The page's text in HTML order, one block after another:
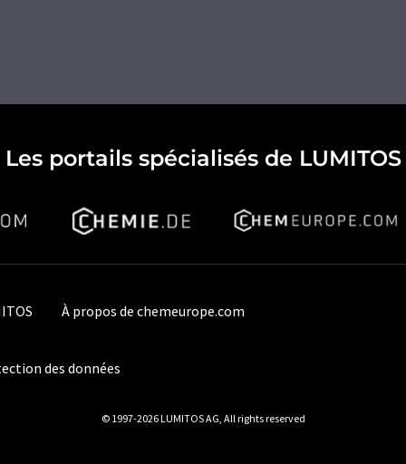
Les portails spécialisés de LUMITOS
À propos de chemeurope.com
des données
© 1997-2026 LUMITOS AG, All rights reserved